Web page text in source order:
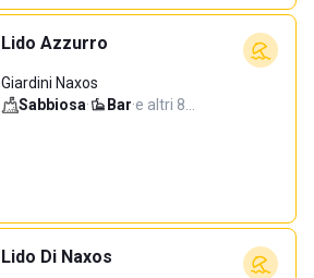
Lido Azzurro
Giardini Naxos
Sabbiosa· Bar·e altri 8…
Lido Di Naxos